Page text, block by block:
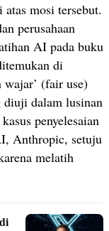
mosi tersebut.
perusahaan
AI pada buku
di
(fair use)
diuji dalam lusinan
penyelesaian
Anthropic, setuju
melatih